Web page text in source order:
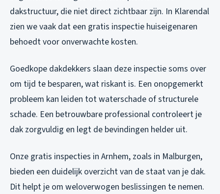
dakstructuur, die niet direct zichtbaar zijn. In Klarendal
zien we vaak dat een gratis inspectie huiseigenaren
behoedt voor onverwachte kosten.
Goedkope dakdekkers slaan deze inspectie soms over
om tijd te besparen, wat riskant is. Een onopgemerkt
probleem kan leiden tot waterschade of structurele
schade. Een betrouwbare professional controleert je
dak zorgvuldig en legt de bevindingen helder uit.
Onze gratis inspecties in Arnhem, zoals in Malburgen,
bieden een duidelijk overzicht van de staat van je dak.
Dit helpt je om weloverwogen beslissingen te nemen.